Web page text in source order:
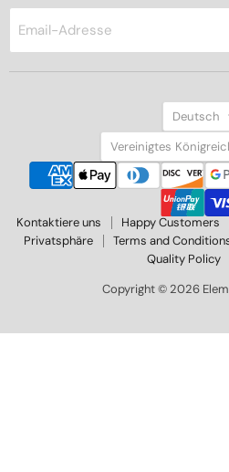
Email-Adresse
Deutsch
Land
Vereinigtes
Kontaktiere uns Happy Customers
Privatsphäre
Terms and
Quality Policy
Copyright © 2026